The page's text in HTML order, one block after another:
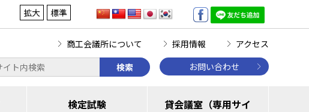
拡大 標準
商工会議所について 採用情報
アクセス
検索
お問い合わせ
検定試験
貸会議室（専用サイ